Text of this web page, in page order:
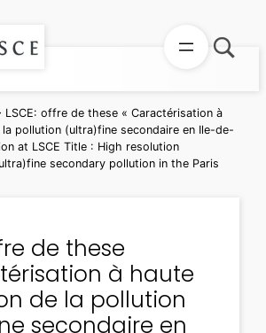
LSCE: offre de these « Caractérisation à
pollution (ultra)fine secondaire en Ile-de-
at LSCE Title : High resolution
secondary pollution in the Paris
de these
à haute
de la pollution
secondaire en